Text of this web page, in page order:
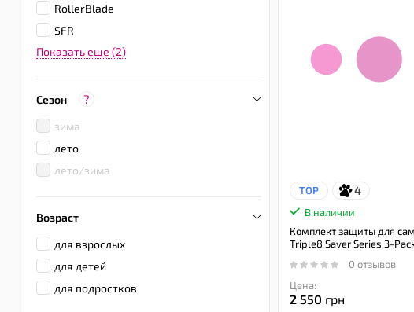
TOP 4
В наличии
Комплект защиты для
Triple8 Saver Series 3-
0 отзывов
Цена:
2 550 грн
RollerBlade
SFR
Показать еще (2)
Сезон ?
зима
лето
лето/зима
Возраст
для взрослых
для детей
для подростков